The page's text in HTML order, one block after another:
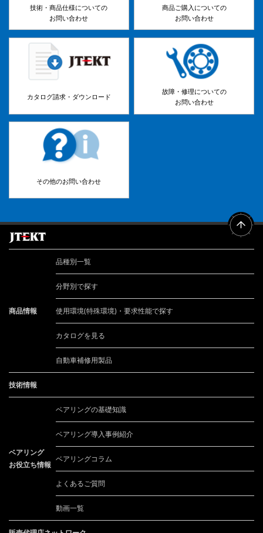
技術・商品仕様についての
お問い合わせ
商品ご購入についての
お問い合わせ
カタログ請求・ダウンロード
故障・修理についての
お問い合わせ
その他のお問い合わせ
商品情報
品種別一覧
分野別で探す
使用環境(特殊環境)・要求性能で探す
カタログを見る
自動車補修用製品
技術情報
ベアリング
お役立ち情報
ベアリングの基礎知識
ベアリング導入事例紹介
ベアリングコラム
よくあるご質問
動画一覧